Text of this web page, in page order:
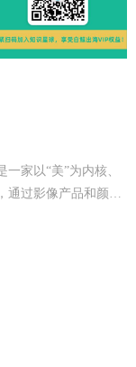
家以“美”为内核、
通过影像产品和颜值
人工智能（AI）相关
公司业务发展。 截
已在全球超过23.4亿
户总数为2.46亿。